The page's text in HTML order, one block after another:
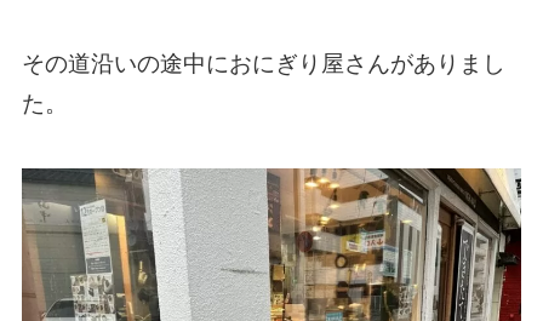
その道沿いの途中におにぎり屋さんがありまし
た。